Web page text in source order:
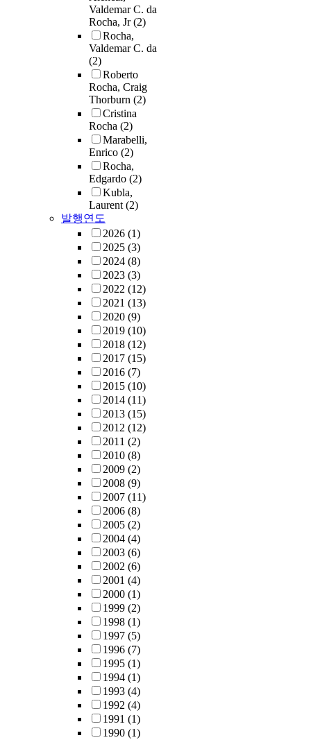
Valdemar C. da
Rocha, Jr(2)
Rocha,
Valdemar C. da
(2)
Roberto
Rocha, Craig
Thorburn (2)
Cristina
Rocha (2)
Marabelli,
Enrico (2)
Rocha,
Edgardo (2)
Kubla,
Laurent(2)
발행연도
2026 (1)
2025 (3)
2024 (8)
2023 (3)
2022 (12)
2021 (13)
2020 (9)
2019 (10)
2018 (12)
2017 (15)
2016 (7)
2015 (10)
2014 (11)
2013 (15)
2012 (12)
2011 (2)
2010 (8)
2009 (2)
2008 (9)
2007 (11)
2006 (8)
2005 (2)
2004 (4)
2003 (6)
2002 (6)
2001 (4)
2000 (1)
1999 (2)
1998 (1)
1997 (5)
1996 (7)
1995 (1)
1994 (1)
1993 (4)
1992 (4)
1991 (1)
1990 (1)